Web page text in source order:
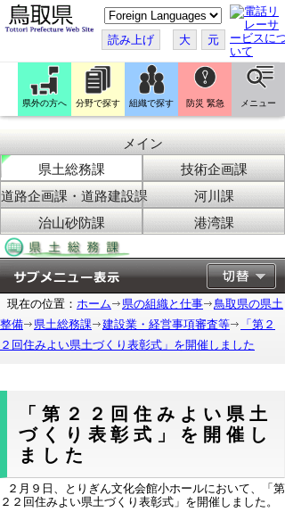
こ
の
ペ
ー
ジ
翻
訳
す
読み上げ 大 元
県外の方へ 分野で探す 組織で探す 防災 緊急 メニュー
メイン
県土総務課
技術企画課
道路企画課・道路建設課
河川課
治山砂防課
港湾課
現在の位置： ホーム 県の組織と仕事
鳥取県の県土
整備
県土総務課 建設業・経営事項審査等
「第２
２回住みよい県土づくり表彰式」を開催しました
「第２２回住みよい県土
づくり表彰式」を開催し
ました
２月９日、とりぎん文化会館小ホールにおいて、「第
２２回住みよい県土づくり表彰式」を開催しました。